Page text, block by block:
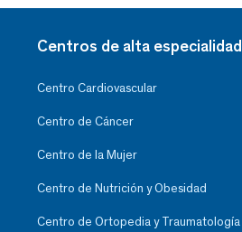
Centros de alta especialidad
Centro Cardiovascular
Centro de Cáncer
Centro de la Mujer
Centro de Nutrición y Obesidad
Centro de Ortopedia y Traumatología